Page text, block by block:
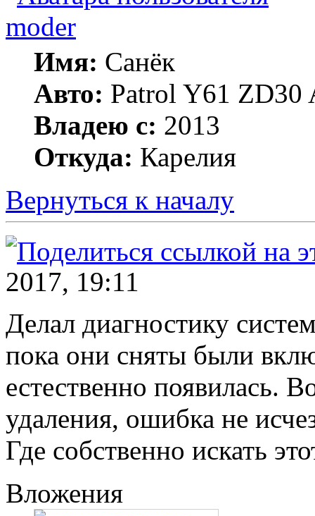
moder
Имя: Санёк
Авто: Patrol Y61 ZD30
Владею с: 2013
Откуда: Карелия
Вернуться к началу
2017, 19:11
Делал диагностику
пока они сняты были
естественно появилась.
удаления, ошибка не
Где собственно искать
Вложения